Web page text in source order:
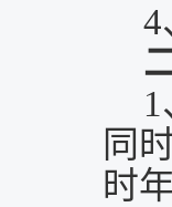
4
同
时